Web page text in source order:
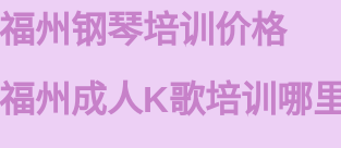
福州钢琴培训价格
福州成人K歌培训哪